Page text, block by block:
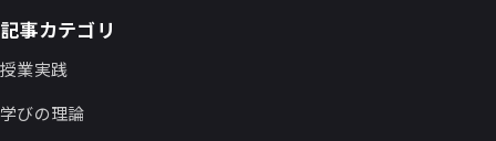
記事カテゴリ
授業実践
学びの理論